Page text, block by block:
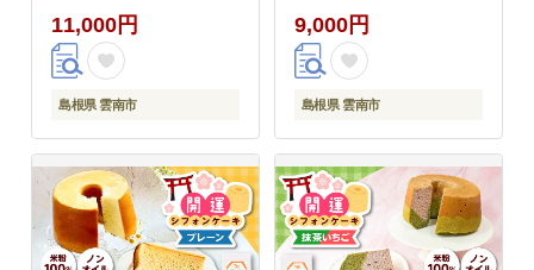
11,000円
島根県 雲南市
市/株式会社大東農産加
工場 [AIEG013]
9,000円
島根県 雲南市